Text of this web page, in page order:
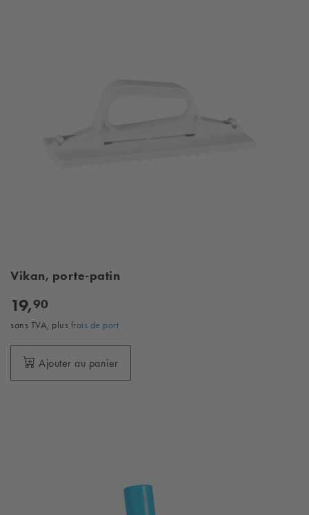
Vikan, porte-patin
19,90
sans TVA, plus frais de port
Ajouter au panier